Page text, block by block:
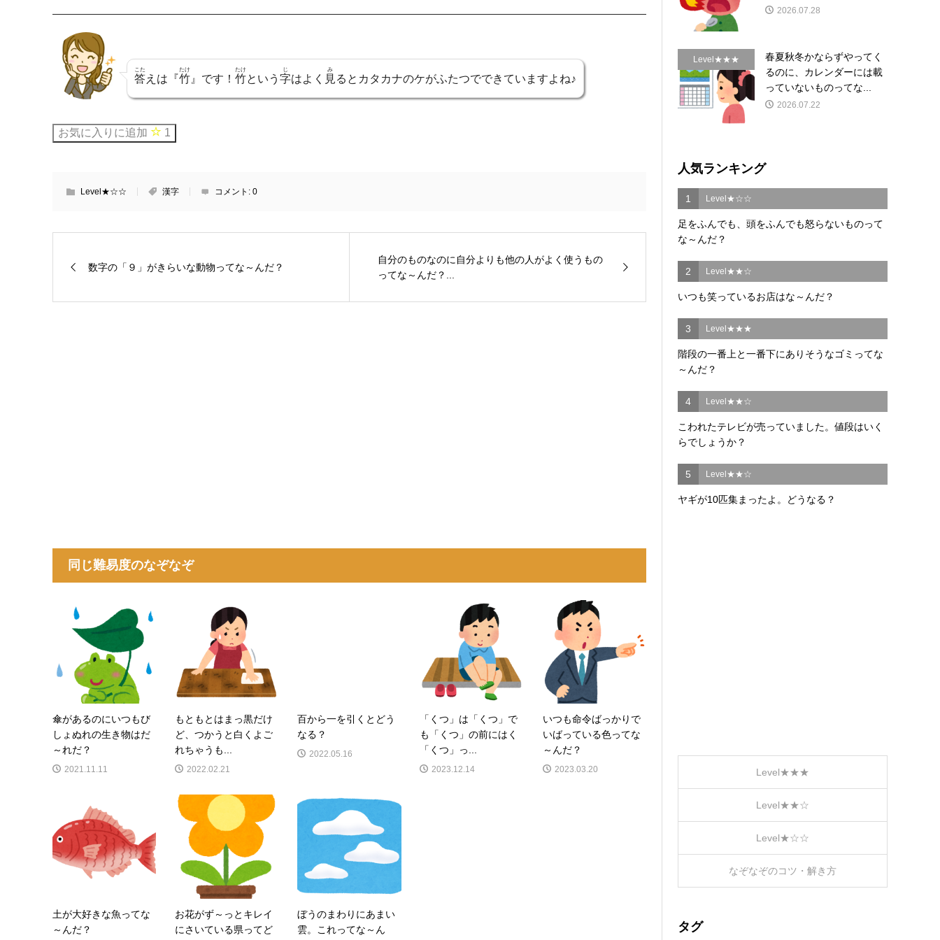
答
こた
えは『竹
たけ
』です！ 竹
たけ
という 字
じ
はよく 見
み
るとカタカナのケがふたつでできていますよね♪
お気に入りに追加 1
Level★☆☆ 漢字 コメント: 0
数字の「９」がきらいな動物ってな～んだ？
自分のものなのに自分よりも他の人がよく使うもの
ってな～んだ？...
同じ難易度のなぞなぞ
傘があるのにいつもび
しょぬれの生き物はだ
～れだ？
2021.11.11
もともとはまっ黒だけ
ど、つかうと白くよご
れちゃうも...
2022.02.21
百から一を引くとどう
なる？
2022.05.16
「くつ」は「くつ」で
も「くつ」の前にはく
「くつ」っ...
2023.12.14
いつも命令ばっかりで
いばっている色ってな
～んだ？
2023.03.20
土が大好きな魚ってな
～んだ？
お花がず～っとキレイ
にさいている県ってど
ぼうのまわりにあまい
雲。これってな～ん
2026.07.28
Level★★★
春夏秋冬かならずやってく
るのに、カレンダーには載
っていないものってな...
2026.07.22
人気ランキング
1 Level★☆☆
足をふんでも、頭をふんでも怒らないものって
な～んだ？
2 Level★★☆
いつも笑っているお店はな～んだ？
3 Level★★★
階段の一番上と一番下にありそうなゴミってな
～んだ？
4 Level★★☆
こわれたテレビが売っていました。値段はいく
らでしょうか？
5 Level★★☆
ヤギが10匹集まったよ。どうなる？
Level★★★
Level★★☆
Level★☆☆
なぞなぞのコツ・解き方
タグ